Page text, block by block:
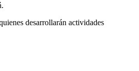
desarrollarán actividades